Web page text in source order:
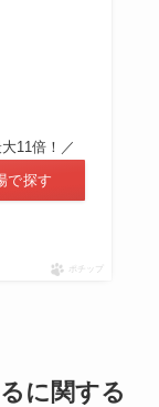
る？値段はい
ーパーで売っ
通販で買える？
11倍！／
で探す
ポチップ
に関する